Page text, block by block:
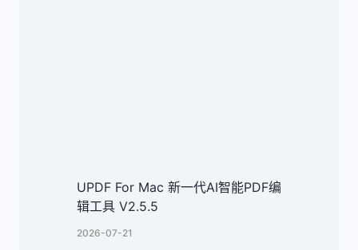
UPDF For Mac 新一代AI智能PDF编
辑工具 V2.5.5
2026-07-21